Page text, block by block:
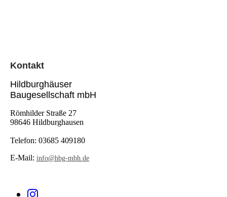
Kontakt
Hildburghäuser
Baugesellschaft mbH
Römhilder Straße 27
98646 Hildburghausen
Telefon: 03685 409180
E-Mail: info@hbg-mbh.de